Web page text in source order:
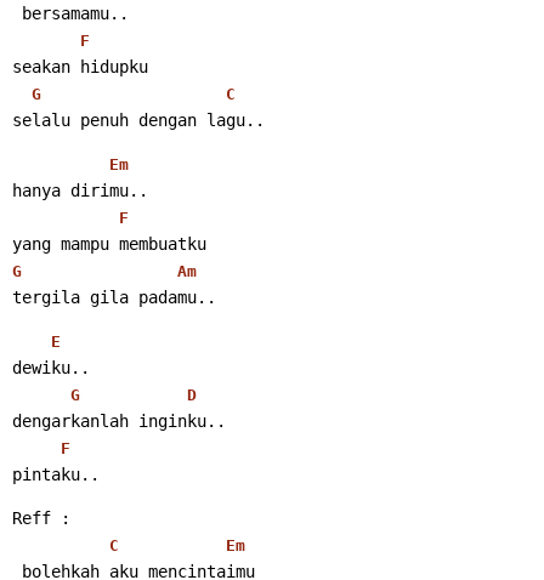
bersamamu..
F
seakan hidupku
G C
selalu penuh dengan lagu..
Em
hanya dirimu..
F
yang mampu membuatku
G Am
tergila gila padamu..
E
dewiku..
G D
dengarkanlah inginku..
F
pintaku..
Reff :
C Em
bolehkah aku mencintaimu